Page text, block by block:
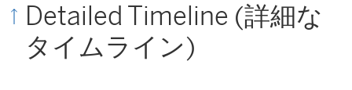
Detailed Timeline (詳細な
タイムライン)